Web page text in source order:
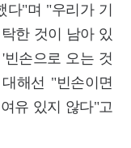
다"며 "우리가 기
한 것이 남아 있
손으로 오는 것
해선 "빈손이면
유 있지 않다"고